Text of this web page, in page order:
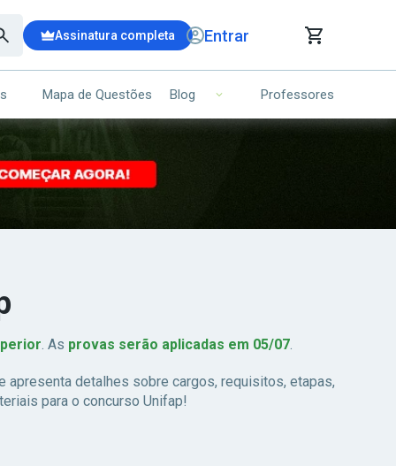
Assinatura completa Entrar
DE COMPRAS
(00)
Seu carrinho ainda está vazio.
Mapa de Questões Blog Professores
. As provas serão aplicadas em 05/07.
apresenta detalhes sobre cargos, requisitos, etapas,
para o concurso Unifap!